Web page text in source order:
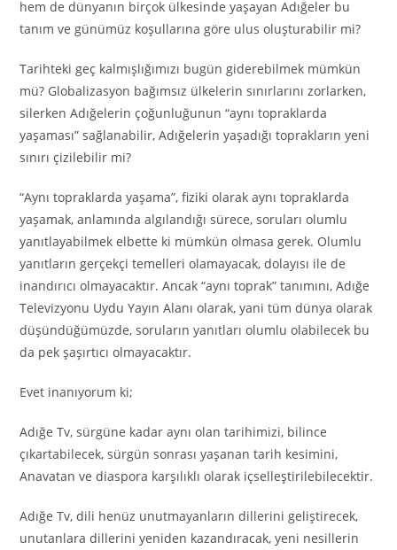
hem de dünyanın birçok ülkesinde yaşayan Adığeler bu
tanım ve günümüz koşullarına göre ulus oluşturabilir mi?
Tarihteki geç kalmışlığımızı bugün giderebilmek mümkün
mü? Globalizasyon bağımsız ülkelerin sınırlarını zorlarken,
silerken Adığelerin çoğunluğunun “aynı topraklarda
yaşaması” sağlanabilir, Adığelerin yaşadığı toprakların yeni
sınırı çizilebilir mi?
“Aynı topraklarda yaşama”, fiziki olarak aynı topraklarda
yaşamak, anlamında algılandığı sürece, soruları olumlu
yanıtlayabilmek elbette ki mümkün olmasa gerek. Olumlu
yanıtların gerçekçi temelleri olamayacak, dolayısı ile de
inandırıcı olmayacaktır. Ancak “aynı toprak” tanımını, Adığe
Televizyonu Uydu Yayın Alanı olarak, yani tüm dünya olarak
düşündüğümüzde, soruların yanıtları olumlu olabilecek bu
da pek şaşırtıcı olmayacaktır.
Evet inanıyorum ki;
Adığe Tv, sürgüne kadar aynı olan tarihimizi, bilince
çıkartabilecek, sürgün sonrası yaşanan tarih kesimini,
Anavatan ve diaspora karşılıklı olarak içselleştirilebilecektir.
Adığe Tv, dili henüz unutmayanların dillerini geliştirecek,
unutanlara dillerini yeniden kazandıracak, yeni nesillerin